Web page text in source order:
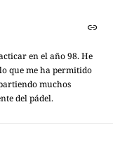
en el año 98. He
que me ha permitido
muchos
del pádel.